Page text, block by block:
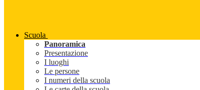
Scuola
Panoramica
Presentazione
I luoghi
Le persone
I numeri della scuola